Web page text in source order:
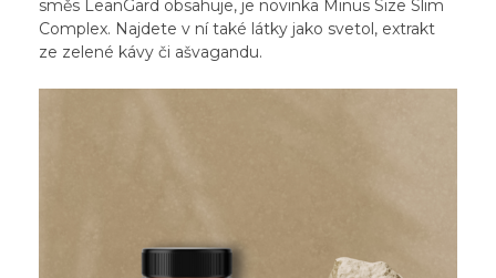
směs LeanGard obsahuje, je novinka Minus Size Slim
Complex. Najdete v ní také látky jako svetol, extrakt
ze zelené kávy či ašvagandu.